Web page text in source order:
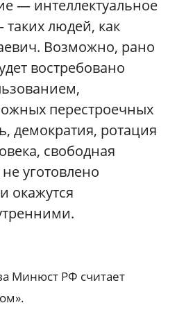
— интеллектуальное
людей, как
Возможно, рано
востребовано
перестроечных
демократия, ротация
свободная
уготовлено
окажутся
Минюст РФ считает